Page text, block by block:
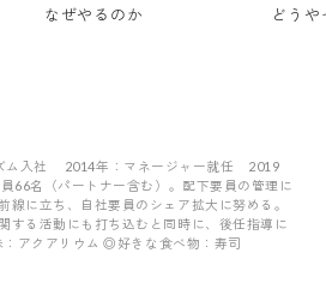
なぜやるのか どう
ム入社 2014年：マネージャー就任 2019
66名（パートナー含む）。配下要員の管理に
線に立ち、自社要員のシェア拡大に努める。
する活動にも打ち込むと同時に、後任指導に
アクアリウム ◎好きな食べ物：寿司